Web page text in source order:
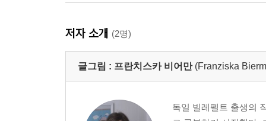
저자 소개 (2명)
글그림 : 프란치스카 비어만 (Franziska
독일 빌레펠트 출생의